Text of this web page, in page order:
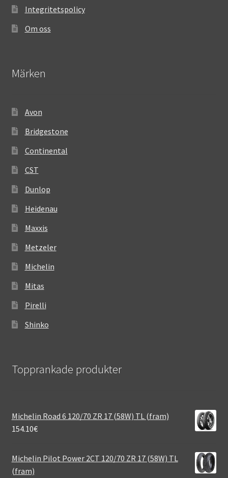
Integritetspolicy
Om oss
Märken
Avon
Bridgestone
Continental
CST
Dunlop
Heidenau
Maxxis
Metzeler
Michelin
Mitas
Pirelli
Shinko
Topprankade produkter
Michelin Road 6 120/70 ZR 17 (58W) TL (fram)
154.10€
Michelin Pilot Power 2CT 120/70 ZR 17 (58W) TL
(fram)